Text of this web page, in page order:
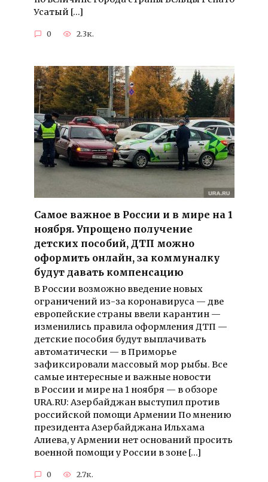
Усатый […]
0 2.3к.
Самое важное в России и в мире на 1
ноября. Упрощено получение
детских пособий, ДТП можно
оформить онлайн, за коммуналку
будут давать компенсацию
В России возможно введение новых
ограничений из-за коронавируса — две
европейские страны ввели карантин —
изменились правила оформления ДТП —
детские пособия будут выплачивать
автоматически — в Приморье
зафиксировали массовый мор рыбы. Все
самые интересные и важные новости
в России и мире на 1 ноября — в обзоре
URA.RU: Азербайджан выступил против
российской помощи Армении По мнению
президента Азербайджана Ильхама
Алиева, у Армении нет оснований просить
военной помощи у России в зоне […]
0 2.7к.